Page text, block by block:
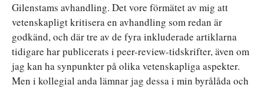
Gilenstams avhandling. Det vore förmätet av mig att
vetenskapligt kritisera en avhandling som redan är
godkänd, och där tre av de fyra inkluderade artiklarna
tidigare har publicerats i peer-review-tidskrifter, även om
jag kan ha synpunkter på olika vetenskapliga aspekter.
Men i kollegial anda lämnar jag dessa i min byrålåda och